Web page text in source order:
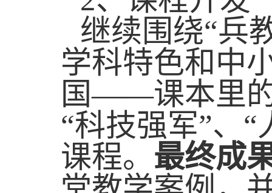
继续围绕“兵
学科特色和中
国——课本里的
“科技强军”、
课程。 最终成